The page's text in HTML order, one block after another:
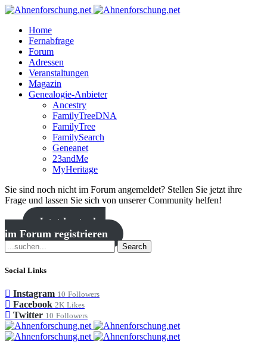
Home
Fernabfrage
Forum
Adressen
Veranstaltungen
Magazin
Genealogie-Anbieter
Ancestry
FamilyTreeDNA
FamilyTree
FamilySearch
Geneanet
23andMe
MyHeritage
Sie sind noch nicht im Forum angemeldet? Stellen Sie jetzt ihre
Frage und lassen Sie sich von unserer Community helfen!
Jetzt kostenlos
im Forum registrieren
Search
Social Links
Instagram 10 Followers
Facebook 2K Likes
Twitter 10 Followers